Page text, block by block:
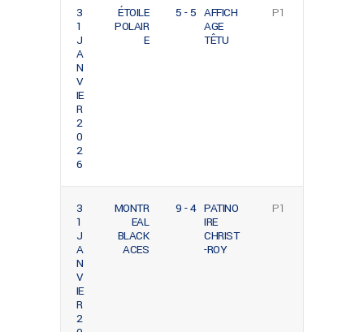
3
1
J
A
N
V
IE
R
2
0
2
6
ÉTOILE
POLAIR
E
5 - 5 AFFICH
AGE
TÊTU
P1
3
1
J
A
N
V
IE
R
2
MONTR
EAL
BLACK
ACES
9 - 4 PATINO
IRE
CHRIST
-ROY
P1